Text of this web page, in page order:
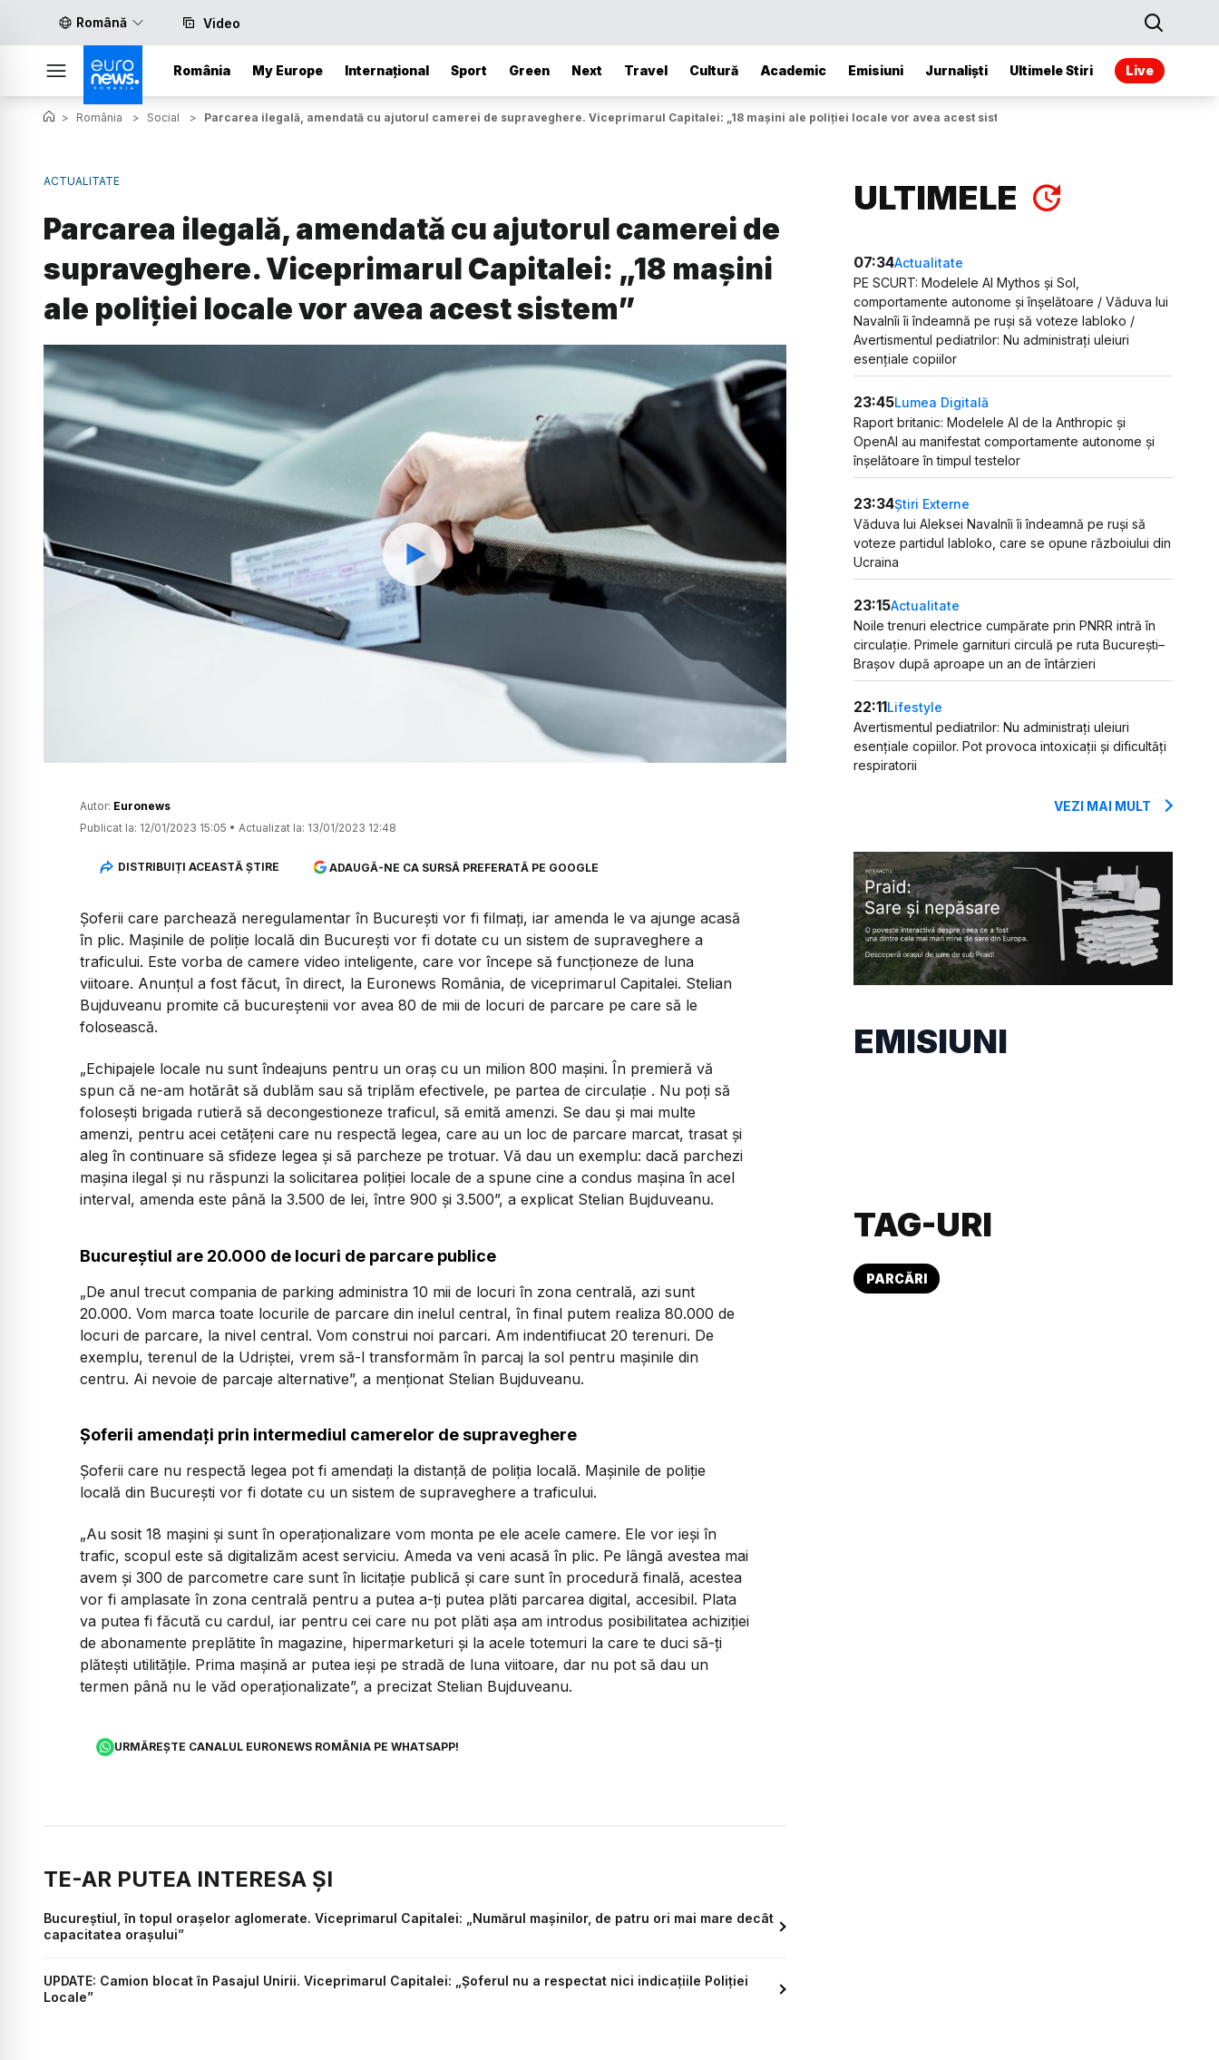
Română Video
România My Europe Internațional Sport Green Next Travel Cultură Academic Emisiuni Jurnaliști Ultimele Stiri Live
> România > Social > Parcarea ilegală, amendată cu ajutorul camerei de supraveghere. Viceprimarul Capitalei: „18 mașini ale poliției locale vor avea acest sistem”
ACTUALITATE
Parcarea ilegală, amendată cu ajutorul camerei de
supraveghere. Viceprimarul Capitalei: „18 mașini
ale poliției locale vor avea acest sistem”
Watch
Autor: Euronews
Publicat la: 12/01/2023 15:05 • Actualizat la: 13/01/2023 12:48
DISTRIBUIȚI ACEASTĂ ȘTIRE ADAUGĂ-NE CA SURSĂ PREFERATĂ PE GOOGLE
Șoferii care parchează neregulamentar în București vor fi filmați, iar amenda le va ajunge acasă
în plic. Mașinile de poliție locală din București vor fi dotate cu un sistem de supraveghere a
traficului. Este vorba de camere video inteligente, care vor începe să funcționeze de luna
viitoare. Anunțul a fost făcut, în direct, la Euronews România, de viceprimarul Capitalei. Stelian
Bujduveanu promite că bucureștenii vor avea 80 de mii de locuri de parcare pe care să le
folosească.
„Echipajele locale nu sunt îndeajuns pentru un oraș cu un milion 800 mașini. În premieră vă
spun că ne-am hotărât să dublăm sau să triplăm efectivele, pe partea de circulație . Nu poți să
folosești brigada rutieră să decongestioneze traficul, să emită amenzi. Se dau și mai multe
amenzi, pentru acei cetățeni care nu respectă legea, care au un loc de parcare marcat, trasat și
aleg în continuare să sfideze legea și să parcheze pe trotuar. Vă dau un exemplu: dacă parchezi
mașina ilegal și nu răspunzi la solicitarea poliției locale de a spune cine a condus mașina în acel
interval, amenda este până la 3.500 de lei, între 900 și 3.500”, a explicat Stelian Bujduveanu.
Bucureștiul are 20.000 de locuri de parcare publice
„De anul trecut compania de parking administra 10 mii de locuri în zona centrală, azi sunt
20.000. Vom marca toate locurile de parcare din inelul central, în final putem realiza 80.000 de
locuri de parcare, la nivel central. Vom construi noi parcari. Am indentifiucat 20 terenuri. De
exemplu, terenul de la Udriștei, vrem să-l transformăm în parcaj la sol pentru mașinile din
centru. Ai nevoie de parcaje alternative”, a menționat Stelian Bujduveanu.
Șoferii amendați prin intermediul camerelor de supraveghere
Șoferii care nu respectă legea pot fi amendați la distanță de poliția locală. Mașinile de poliție
locală din București vor fi dotate cu un sistem de supraveghere a traficului.
„Au sosit 18 mașini și sunt în operaționalizare vom monta pe ele acele camere. Ele vor ieși în
trafic, scopul este să digitalizăm acest serviciu. Ameda va veni acasă în plic. Pe lângă avestea mai
avem și 300 de parcometre care sunt în licitație publică și care sunt în procedură finală, acestea
vor fi amplasate în zona centrală pentru a putea a-ți putea plăti parcarea digital, accesibil. Plata
va putea fi făcută cu cardul, iar pentru cei care nu pot plăti așa am introdus posibilitatea achiziției
de abonamente preplătite în magazine, hipermarketuri și la acele totemuri la care te duci să-ți
plătești utilitățile. Prima mașină ar putea ieși pe stradă de luna viitoare, dar nu pot să dau un
termen până nu le văd operaționalizate”, a precizat Stelian Bujduveanu.
URMĂREȘTE CANALUL EURONEWS ROMÂNIA PE WHATSAPP!
TE-AR PUTEA INTERESA ȘI
Bucureștiul, în topul orașelor aglomerate. Viceprimarul Capitalei: „Numărul mașinilor, de patru ori mai mare decât
capacitatea orașului”
UPDATE: Camion blocat în Pasajul Unirii. Viceprimarul Capitalei: „Șoferul nu a respectat nici indicațiile Poliției
Locale”
ULTIMELE
07:34Actualitate
PE SCURT: Modelele AI Mythos și Sol,
comportamente autonome și înșelătoare / Văduva lui
Navalnîi îi îndeamnă pe ruși să voteze Iabloko /
Avertismentul pediatrilor: Nu administrați uleiuri
esențiale copiilor
23:45Lumea Digitală
Raport britanic: Modelele AI de la Anthropic și
OpenAI au manifestat comportamente autonome și
înșelătoare în timpul testelor
23:34Știri Externe
Văduva lui Aleksei Navalnîi îi îndeamnă pe ruși să
voteze partidul Iabloko, care se opune războiului din
Ucraina
23:15Actualitate
Noile trenuri electrice cumpărate prin PNRR intră în
circulație. Primele garnituri circulă pe ruta București–
Brașov după aproape un an de întârzieri
22:11Lifestyle
Avertismentul pediatrilor: Nu administrați uleiuri
esențiale copiilor. Pot provoca intoxicații și dificultăți
respiratorii
VEZI MAI MULT
EMISIUNI
TAG-URI
PARCĂRI